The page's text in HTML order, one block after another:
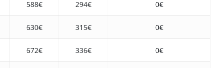
588€ 294€ 0€
630€ 315€ 0€
672€ 336€ 0€